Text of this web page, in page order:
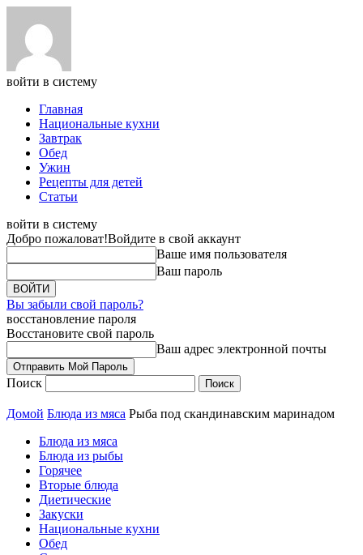
войти в систему
Главная
Национальные кухни
Завтрак
Обед
Ужин
Рецепты для детей
Статьи
войти в систему
Добро пожаловат!Войдите в свой аккаунт
Ваше имя пользователя
Ваш пароль
Вы забыли свой пароль?
восстановление пароля
Восстановите свой пароль
Ваш адрес электронной почты
Поиск
Домой Блюда из мяса Рыба под скандинавским маринадом
Блюда из мяса
Блюда из рыбы
Горячее
Вторые блюда
Диетические
Закуски
Национальные кухни
Обед